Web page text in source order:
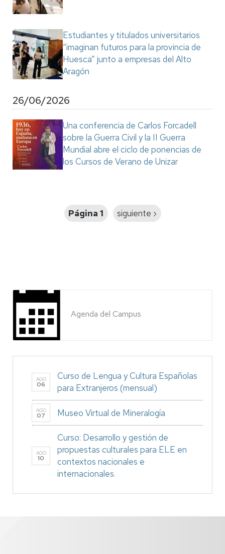
Estudiantes y titulados universitarios
“imaginan futuros para la provincia de
Huesca” junto a empresas del Alto
Aragón
26/06/2026
Una conferencia de Carlos Forcadell
sobre la Guerra Civil y la II Guerra
Mundial abre el ciclo de ponencias de
los Cursos de Verano de Unizar
Página 1
Siguiente
siguiente ›
Agenda del Campus
AGO
06
Curso de Lengua y Cultura Españolas
para Extranjeros (mensual)
AGO
07 Museo Virtual de Mineralogía
AGO
10
Curso: Desarrollo y gestión de
propuestas culturales para ELE en
contextos nacionales e
internacionales.